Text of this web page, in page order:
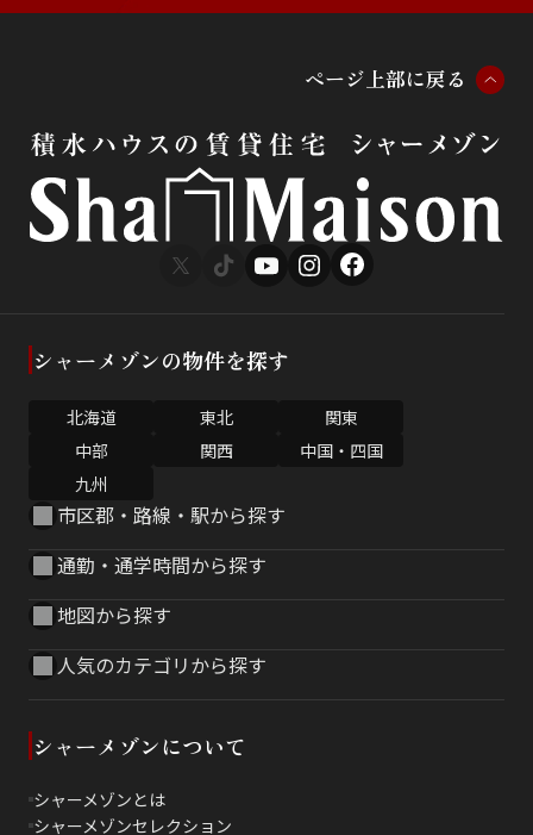
ページ 上部に戻る
シャーメゾンの物件を探す
北海道 東北
関東
中部
関西
中国・四国
九州
市区郡・路線・駅から探す
通勤・通学時間から探す
地図から探す
人気のカテゴリから探す
シャーメゾンについて
シャーメゾンとは
シャーメゾンセレクション